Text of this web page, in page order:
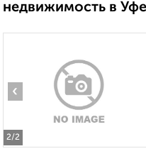
недвижимость в Уфе
2/2
‹